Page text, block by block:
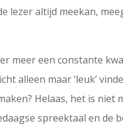
altijd meekan,
meer een constante
alleen maar ‘leuk’
Helaas, het is niet
spreektaal en de